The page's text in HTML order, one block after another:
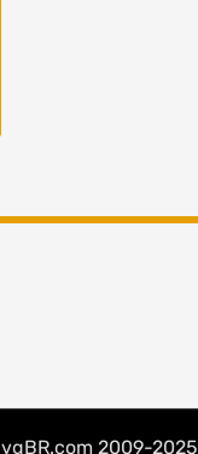
vgBR.com 2009-2025